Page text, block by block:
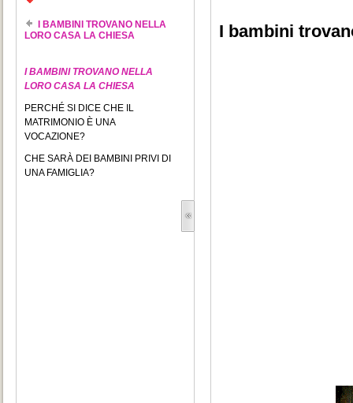
I BAMBINI TROVANO NELLA
LORO CASA LA CHIESA
I BAMBINI TROVANO NELLA
LORO CASA LA CHIESA
PERCHÉ SI DICE CHE IL
MATRIMONIO È UNA
VOCAZIONE?
CHE SARÀ DEI BAMBINI PRIVI DI
UNA FAMIGLIA?
I bambini